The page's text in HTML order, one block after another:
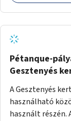
Pétanque-
Gesztenyés
A Gesztenyés
használható
használt részén.